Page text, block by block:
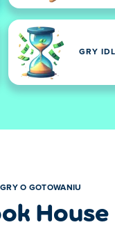
GRY
GRY O GOTOWANIU
House